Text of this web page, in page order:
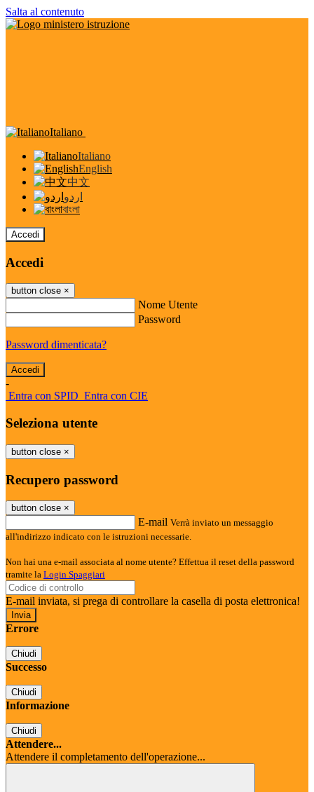
Salta al contenuto
Italiano
Italiano
English
中文
اردو
বাংলা
Accedi
Accedi
button close ×
Nome Utente
Password
Password dimenticata?
-
Entra con SPID Entra con CIE
Seleziona utente
button close ×
Recupero password
button close ×
E-mail Verrà inviato un messaggio
all'indirizzo indicato con le istruzioni necessarie.
Non hai una e-mail associata al nome utente? Effettua il reset della password
tramite la Login Spaggiari
E-mail inviata, si prega di controllare la casella di posta elettronica!
Errore
Chiudi
Successo
Chiudi
Informazione
Chiudi
Attendere...
Attendere il completamento dell'operazione...